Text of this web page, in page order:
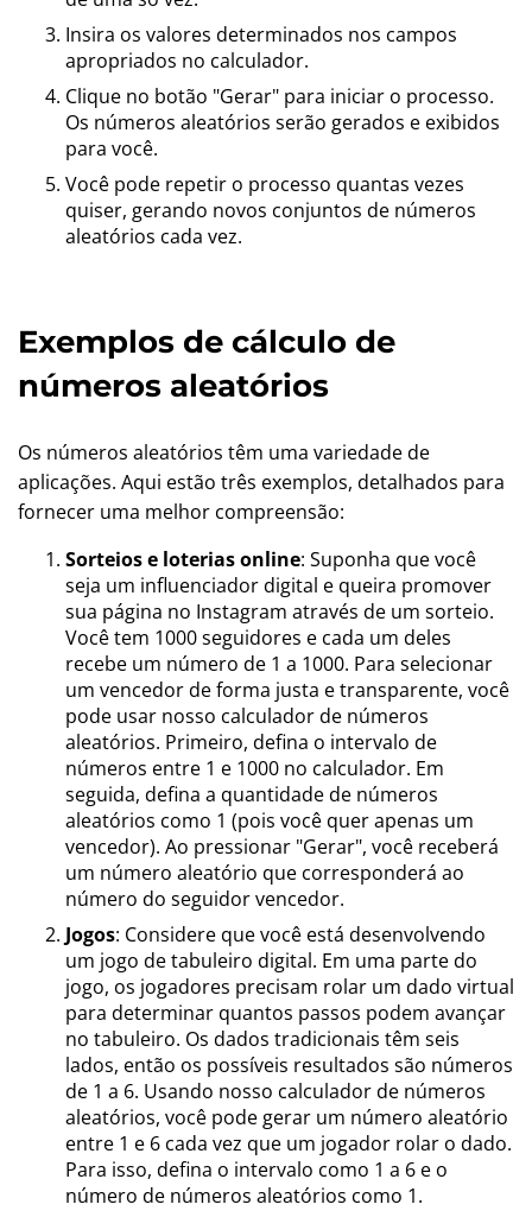
Insira os valores determinados nos campos
apropriados no calculador.
Clique no botão "Gerar" para iniciar o processo.
Os números aleatórios serão gerados e exibidos
para você.
Você pode repetir o processo quantas vezes
quiser, gerando novos conjuntos de números
aleatórios cada vez.
Exemplos de cálculo de
números aleatórios
Os números aleatórios têm uma variedade de
aplicações. Aqui estão três exemplos, detalhados para
fornecer uma melhor compreensão:
Sorteios e loterias online: Suponha que você
seja um influenciador digital e queira promover
sua página no Instagram através de um sorteio.
Você tem 1000 seguidores e cada um deles
recebe um número de 1 a 1000. Para selecionar
um vencedor de forma justa e transparente, você
pode usar nosso calculador de números
aleatórios. Primeiro, defina o intervalo de
números entre 1 e 1000 no calculador. Em
seguida, defina a quantidade de números
aleatórios como 1 (pois você quer apenas um
vencedor). Ao pressionar "Gerar", você receberá
um número aleatório que corresponderá ao
número do seguidor vencedor.
Jogos: Considere que você está desenvolvendo
um jogo de tabuleiro digital. Em uma parte do
jogo, os jogadores precisam rolar um dado virtual
para determinar quantos passos podem avançar
no tabuleiro. Os dados tradicionais têm seis
lados, então os possíveis resultados são números
de 1 a 6. Usando nosso calculador de números
aleatórios, você pode gerar um número aleatório
entre 1 e 6 cada vez que um jogador rolar o dado.
Para isso, defina o intervalo como 1 a 6 e o
número de números aleatórios como 1.